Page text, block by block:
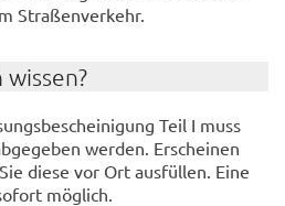
Stra­ßen­ver­kehr.
Teil I muss
wer­den. Er­schei­nen
diese vor Ort aus­fül­len. Eine
mög­lich.